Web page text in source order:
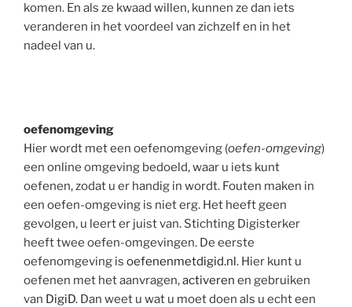
komen. En als ze kwaad willen, kunnen ze dan iets
veranderen in het voordeel van zichzelf en in het
nadeel van u.
oefenomgeving
Hier wordt met een oefenomgeving (oefen-omgeving)
een online omgeving bedoeld, waar u iets kunt
oefenen, zodat u er handig in wordt. Fouten maken in
een oefen-omgeving is niet erg. Het heeft geen
gevolgen, u leert er juist van. Stichting Digisterker
heeft twee oefen-omgevingen. De eerste
oefenomgeving is oefenenmetdigid.nl. Hier kunt u
oefenen met het aanvragen,activeren en gebruiken
van DigiD. Dan weet u wat u moet doen als u echt een